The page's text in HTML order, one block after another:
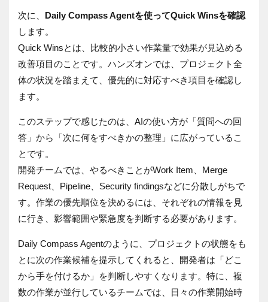
次に、 Daily Compass Agentを使ってQuick Winsを確認
します。
Quick Winsとは、比較的小さい作業量で効果が見込める
改善項目のことです。ハンズオンでは、プロジェクト全
体の状況を踏まえて、優先的に対応すべき項目を確認し
ます。
このステップで感じたのは、AIの使い方が「質問への回
答」から「次に何をすべきかの整理」に広がっているこ
とです。
開発チームでは、やるべきことがWork Item、Merge
Request、Pipeline、Security findingsなどに分散しがちで
す。作業の優先順位を決めるには、それぞれの情報を見
に行き、影響範囲や緊急度を判断する必要があります。
Daily Compass Agentのように、プロジェクトの状態をも
とに次の作業候補を提示してくれると、開発者は「どこ
から手を付けるか」を判断しやすくなります。特に、複
数の作業が並行しているチームでは、日々の作業開始時